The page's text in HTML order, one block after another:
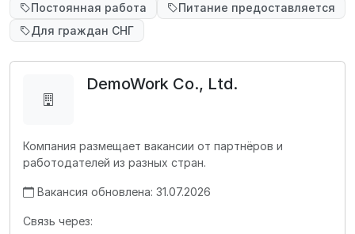
Постоянная работа
Питание предоставляется
Для граждан СНГ
DemoWork Co., Ltd.
Компания размещает вакансии от партнёров и
работодателей из разных стран.
Вакансия обновлена: 31.07.2026
Связь через: